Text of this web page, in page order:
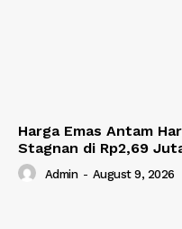
Harga Emas Antam
Stagnan di Rp2,69
Admin - August 9, 2026